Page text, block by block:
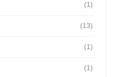
(1)
(13)
(1)
(1)